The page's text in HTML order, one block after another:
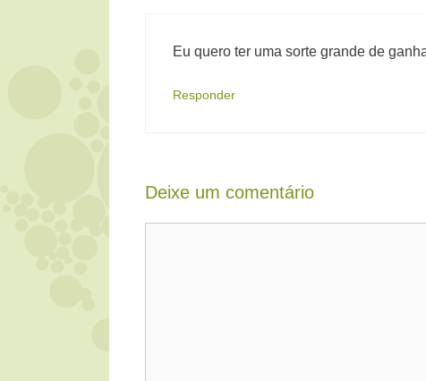
Eu quero ter uma sorte grande de
Responder
Deixe um comentário